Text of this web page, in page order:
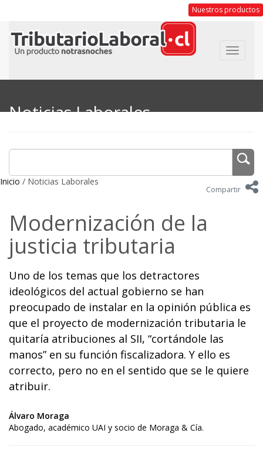
Nuestros productos
Toggle
Noticias Laborales
Inicio / Noticias Laborales
Compartir
Modernización de la
justicia tributaria
Uno de los temas que los detractores
ideológicos del actual gobierno se han
preocupado de instalar en la opinión pública es
que el proyecto de modernización tributaria le
quitaría atribuciones al SII, “cortándole las
manos” en su función fiscalizadora. Y ello es
correcto, pero no en el sentido que se le quiere
atribuir.
Álvaro Moraga
Abogado, académico UAI y socio de Moraga & Cía.